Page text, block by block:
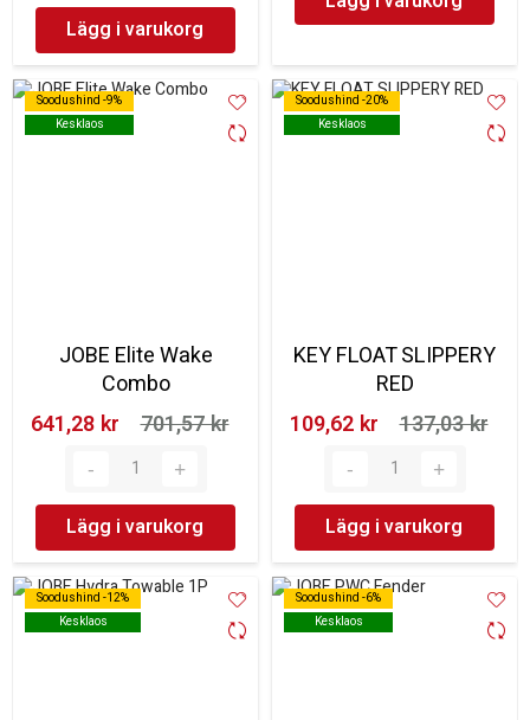
Lägg i varukorg
Soodushind -9%
Kesklaos
Soodushind -9%
Kesklaos
JOBE Elite Wake
Combo
641,28 kr‎
701,57 kr‎
Lägg i varukorg
Soodushind -20%
Kesklaos
Soodushind -20%
Kesklaos
KEY FLOAT SLIPPERY
RED
109,62 kr‎
137,03 kr‎
Lägg i varukorg
Soodushind -12%
Kesklaos
Soodushind -12%
Kesklaos
Soodushind -6%
Kesklaos
Soodushind -6%
Kesklaos